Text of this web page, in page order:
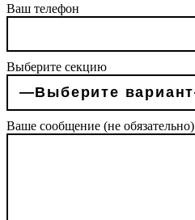
Ваш телефон
Выберите секцию
Ваше сообщение (не обязательно)